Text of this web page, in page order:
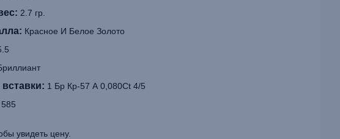
2.7 гр.
Красное И Белое Золото
1 Бр Кр-57 А 0,080Ct 4/5
увидеть цену.